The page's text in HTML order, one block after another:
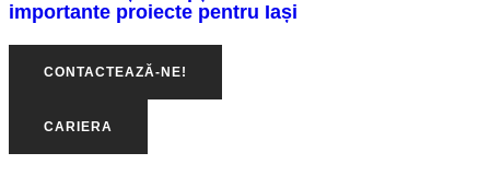
importante proiecte pentru Iași
CONTACTEAZĂ-NE!
CARIERA